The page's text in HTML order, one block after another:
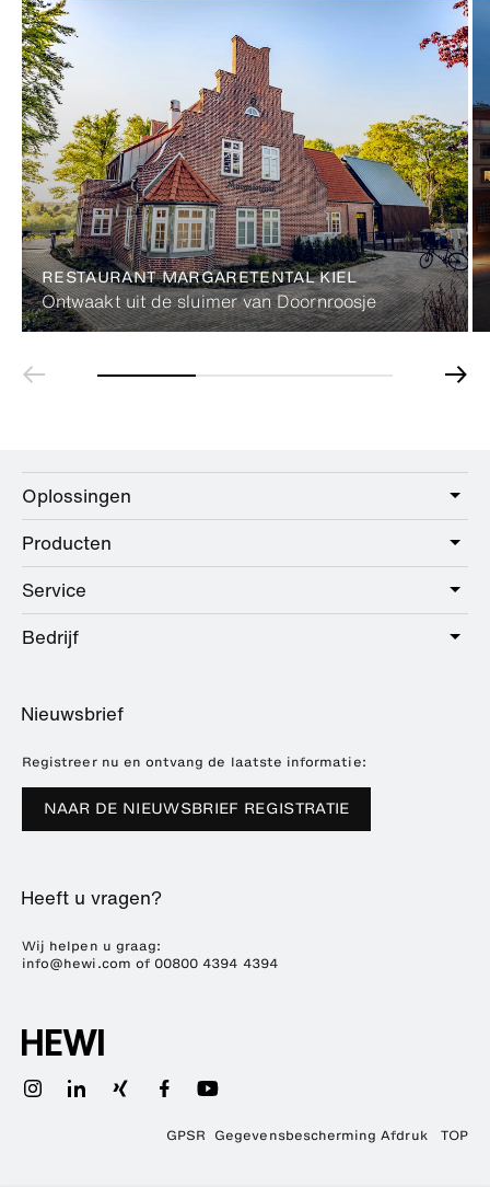
RESTAURANT MARGARETENTAL KIEL
Ontwaakt uit de sluimer van Doornroosje
Oplossingen
Care
Public
Hotel
Education
Producten
Sanitair
Beslag
Dealer zoeken
Service
Dienstenpakket
Brochures en catalogi
Downloads
Bedrijf
Referenties
Pers
Beursdata
Duurzaamheid
Nieuwsbrief
Registreer nu en ontvang de laatste informatie:
NAAR DE NIEUWSBRIEF REGISTRATIE
Heeft u vragen?
Wij helpen u graag:
info@hewi.com of 00800 4394 4394
TOP
GPSR Gegevensbescherming Afdruk